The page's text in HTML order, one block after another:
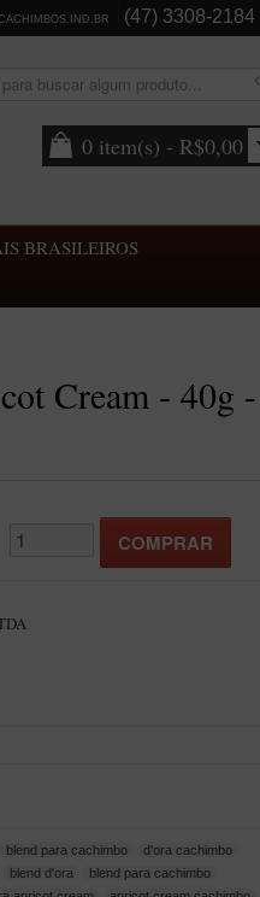
(47) 3308-2184
0 item(s) - R$0,00
BRASILEIROS
Cream - 40g -
blend para cachimbo
d'ora cachimbo
blend d'ora
blend para cachimbo